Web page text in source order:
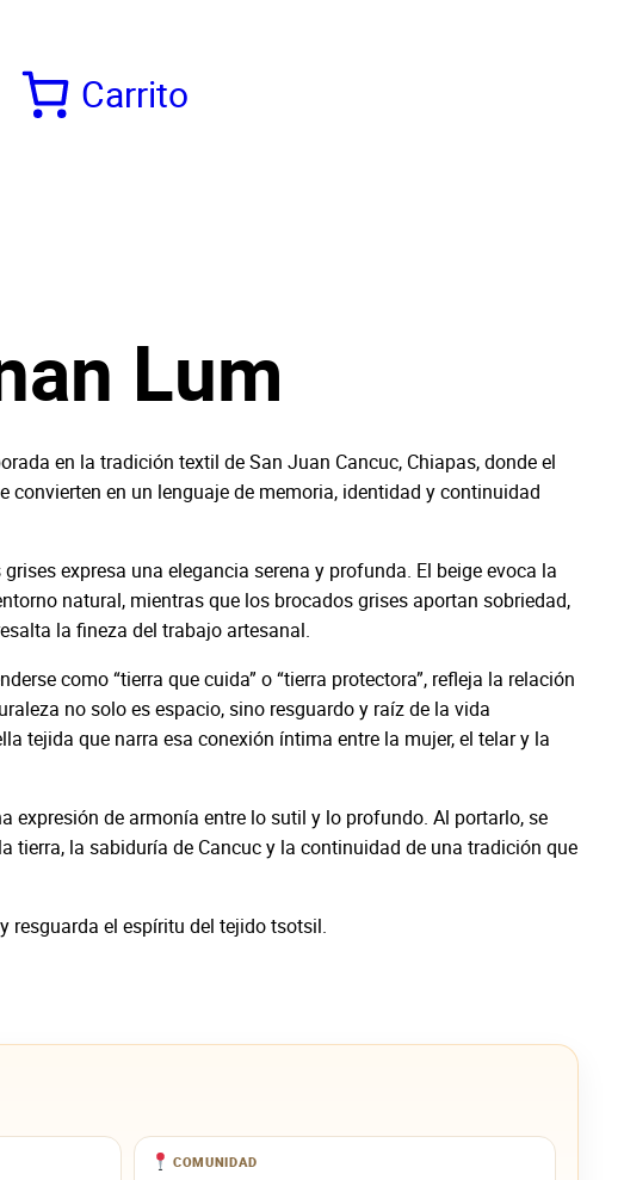
Carrito
Lum
en la tradición textil de San Juan Cancuc, Chiapas, donde el
convierten en un lenguaje de memoria, identidad y continuidad
expresa una elegancia serena y profunda. El beige evoca la
natural, mientras que los brocados grises aportan sobriedad,
la fineza del trabajo artesanal.
como “tierra que cuida” o “tierra protectora”, refleja la relación
no solo es espacio, sino resguardo y raíz de la vida
tejida que narra esa conexión íntima entre la mujer, el telar y la
expresión de armonía entre lo sutil y lo profundo. Al portarlo, se
tierra, la sabiduría de Cancuc y la continuidad de una tradición que
resguarda el espíritu del tejido tsotsil.
COMUNIDAD